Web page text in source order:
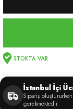
STOKTA VAR
İstanbul İçi
Sipariş
gerekmektedir.